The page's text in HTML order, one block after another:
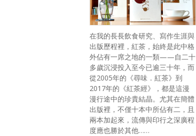
在我的長長飲食研究、寫作生涯與
出版歷程裡，紅茶，始終是此中格
外佔有一席之地的一類——自二十
多歲沉浸投入至今已逾三十年，而
從2005年的《尋味．紅茶》到
2017年的《紅茶經》，都是這漫
漫行途中的珍貴結晶。尤其在簡體
出版裡，不僅十本中所佔有二，且
兩本加起來，流傳與印行之深廣程
度應也勝於其他……